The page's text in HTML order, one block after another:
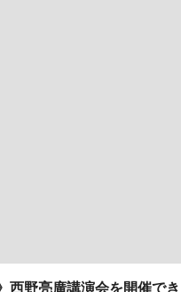
西野亮廣講演会を開催で